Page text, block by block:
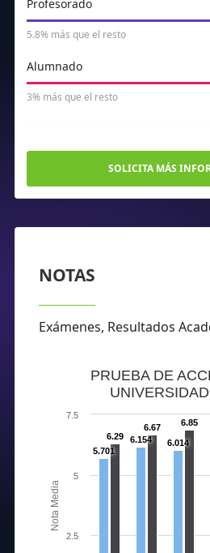
Profesorado
5.8% más que el resto
Alumnado
3% más que el resto
SOLICITA MÁS
NOTAS
Exámenes, Resultados
Nota Media
PRUEBA DE
5.701
6.154 6.014
6.29
6.67 6.85
2.5
5
7.5